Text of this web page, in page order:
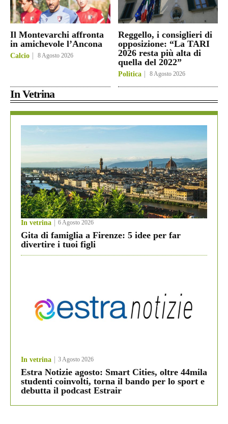
Il Montevarchi affronta
in amichevole l’Ancona
Calcio 8 Agosto 2026
Reggello, i consiglieri di
opposizione: “La TARI
2026 resta più alta di
quella del 2022”
Politica 8 Agosto 2026
In Vetrina
In vetrina 6 Agosto 2026
Gita di famiglia a Firenze: 5 idee per far
divertire i tuoi figli
In vetrina 3 Agosto 2026
Estra Notizie agosto: Smart Cities, oltre 44mila
studenti coinvolti, torna il bando per lo sport e
debutta il podcast Estrair